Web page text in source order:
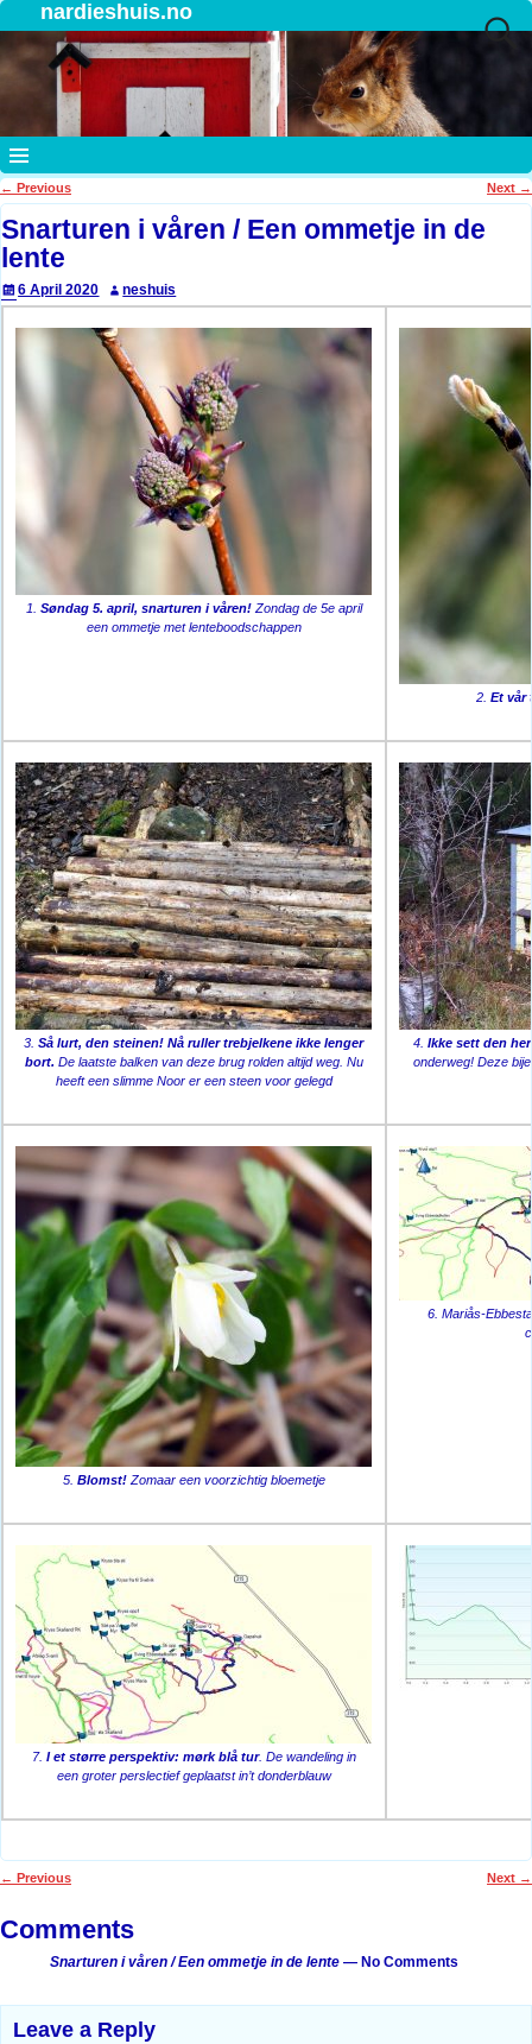
nardieshuis.no
Post navigation
← Previous Next →
Snarturen i våren / Een ommetje in de
lente
6 April 2020 neshuis
1. Søndag 5. april, snarturen i våren!Zondag de 5e april
een ommetje met lenteboodschappen
2.Et vår
3.Så lurt, den steinen! Nå ruller trebjelkene ikke lenger
bort. De laatste balken van deze brug rolden altijd weg. Nu
heeft een slimme Noor er een steen voor gelegd
4. Ikke sett den
onderweg! Deze
5. Blomst!Zomaar een voorzichtig bloemetje
6. Mariås-
7. I et større perspektiv: mørk blå tur. De wandeling in
een groter perslectief geplaatst in’t donderblauw
← Previous Next →
Comments
Snarturen i våren / Een ommetje in de lente — No Comments
Leave a Reply